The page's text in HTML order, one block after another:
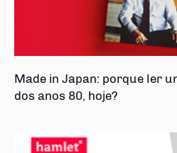
Made in Japan: porque ler
dos anos 80, hoje?